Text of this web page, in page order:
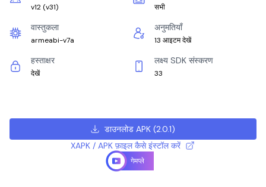
v12 (v31) सभी
वास्तुकला
armeabi-v7a
अनुमतियाँ
13 आइटम देखें
हस्ताक्षर
देखें
लक्ष्य SDK संस्करण
33
डाउनलोड APK (2.0.1)
XAPK / APK फ़ाइल कैसे इंस्टॉल करें
गेमप्ले